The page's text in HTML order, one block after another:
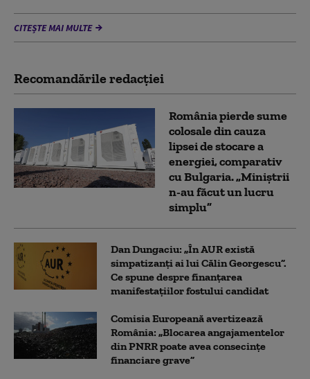
CITEȘTE MAI MULTE
Recomandările redacţiei
România pierde sume
colosale din cauza
lipsei de stocare a
energiei, comparativ
cu Bulgaria. „Miniștrii
n-au făcut un lucru
simplu”
Dan Dungaciu: „În AUR există
simpatizanți ai lui Călin Georgescu”.
Ce spune despre finanțarea
manifestațiilor fostului candidat
Comisia Europeană avertizează
România: „Blocarea angajamentelor
din PNRR poate avea consecințe
financiare grave”